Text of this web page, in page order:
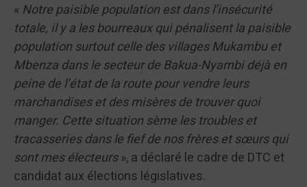
« Notre paisible population est dans l’insécurité
totale, il y a les bourreaux qui pénalisent la paisible
population surtout celle des villages Mukambu et
Mbenza dans le secteur de Bakua-Nyambi déjà en
peine de l’état de la route pour vendre leurs
marchandises et des misères de trouver quoi
manger. Cette situation sème les troubles et
tracasseries dans le fief de nos frères et sœurs qui
sont mes électeurs», a déclaré le cadre de DTC et
candidat aux élections législatives.